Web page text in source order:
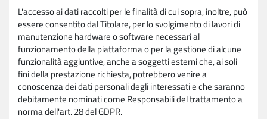
L'accesso ai dati raccolti per le finalità di cui sopra, inoltre, può
essere consentito dal Titolare, per lo svolgimento di lavori di
manutenzione hardware o software necessari al
funzionamento della piattaforma o per la gestione di alcune
funzionalità aggiuntive, anche a soggetti esterni che, ai soli
fini della prestazione richiesta, potrebbero venire a
conoscenza dei dati personali degli interessati e che saranno
debitamente nominati come Responsabili del trattamento a
norma dell'art. 28 del GDPR.